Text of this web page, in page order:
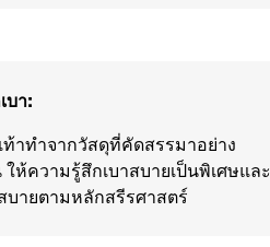
บา:
ท้าทำจากวัสดุที่คัดสรรมาอย่าง
ห้ความรู้สึกเบาสบายเป็นพิเศษและ
บายตามหลักสรีรศาสตร์